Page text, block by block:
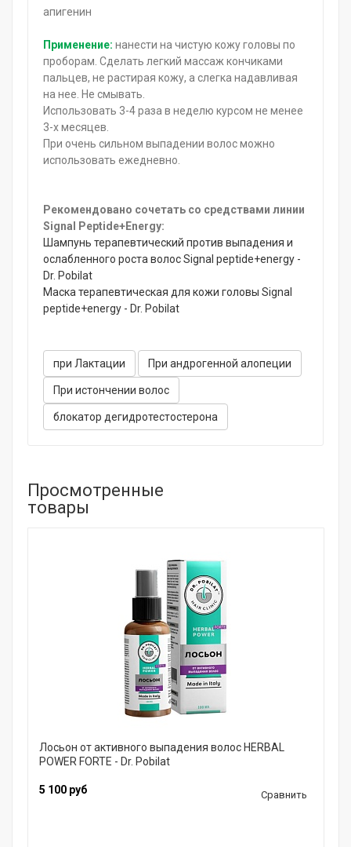
апигенин
Применение: нанести на чистую кожу головы по
проборам. Сделать легкий массаж кончиками
пальцев, не растирая кожу, а слегка надавливая
на нее. Не смывать.
Использовать 3-4 раза в неделю курсом не менее
3-х месяцев.
При очень сильном выпадении волос можно
использовать ежедневно.
Рекомендовано сочетать со средствами линии
Signal Peptide+Energy:
Шампунь терапевтический против выпадения и
ослабленного роста волос Signal peptide+energy -
Dr. Pobilat
Маска терапевтическая для кожи головы Signal
peptide+energy - Dr. Pobilat
при Лактации При андрогенной алопеции
При истончении волос
блокатор дегидротестостерона
Просмотренные
товары
Лосьон от активного выпадения волос HERBAL
POWER FORTE - Dr. Pobilat
5 100 руб Сравнить